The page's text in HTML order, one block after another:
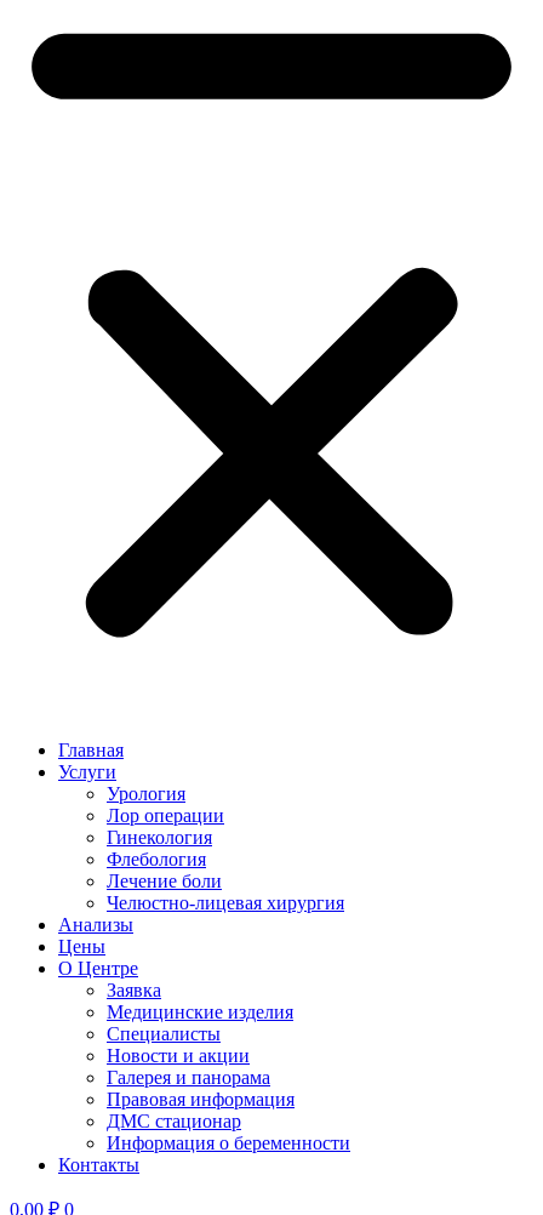
Главная
Услуги
Урология
Лор операции
Гинекология
Флебология
Лечение боли
Челюстно-лицевая хирургия
Анализы
Цены
О Центре
Заявка
Медицинские изделия
Специалисты
Новости и акции
Галерея и панорама
Правовая информация
ДМС стационар
Информация о беременности
Контакты
0,00 ₽ 0